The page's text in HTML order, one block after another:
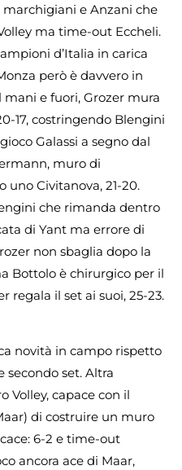
e Anzani che
ma time-out Eccheli.
d’Italia in carica
però è davvero in
e fuori, Grozer mura
17, costringendo Blengini
Galassi a segno dal
muro di
uno Civitanova, 21-20.
che rimanda dentro
di Yant ma errore di
non sbaglia dopo la
Bottolo è chirurgico per il
regala il set ai suoi, 25-23.
novità in campo rispetto
secondo set. Altra
Volley, capace con il
di costruire un muro
6-2 e time-out
ancora ace di Maar,